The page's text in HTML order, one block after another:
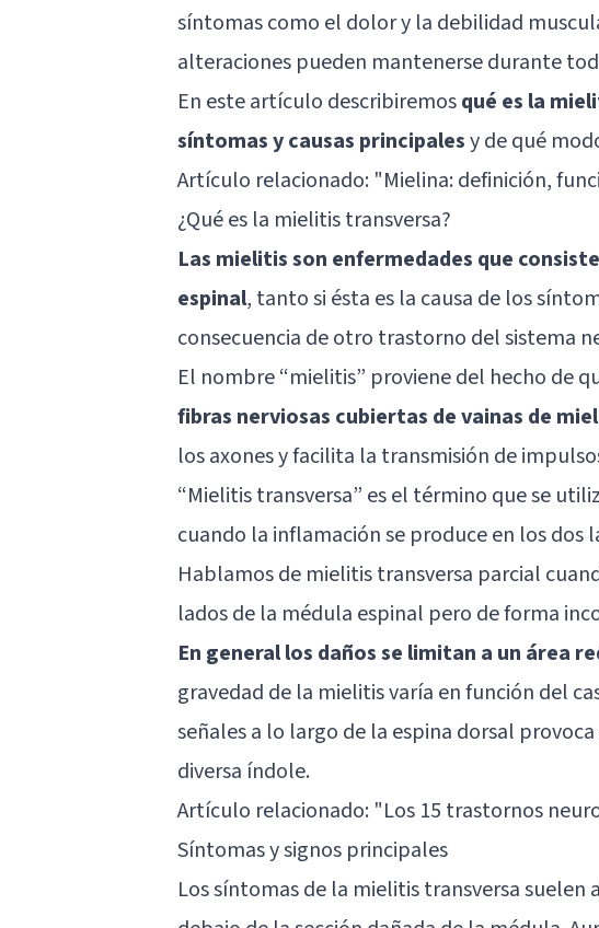
síntomas como el dolor y la debilidad
alteraciones pueden mantenerse durante
En este artículo describiremosqué es la
síntomas y causas principalesy de qué
Artículo relacionado: "Mielina: definición,
¿Qué es la mielitis transversa?
Las mielitis son enfermedades que
espinal, tanto si ésta es la causa de los
consecuencia de otro trastorno del sistema
El nombre “mielitis” proviene del hecho de
fibras nerviosas cubiertas de vainas de
losaxonesy facilita la transmisión de
“Mielitis transversa” es el término que se
cuando la inflamación se produce en los dos
Hablamos de mielitis transversa parcial
lados de la médula espinal pero de forma
En general los daños se limitan a un área
gravedad de la mielitis varía en función del
señales a lo largo de la espina dorsal
diversa índole.
Artículo relacionado: "Los 15 trastornos
Síntomas y signos principales
Los síntomas de la mielitis transversa